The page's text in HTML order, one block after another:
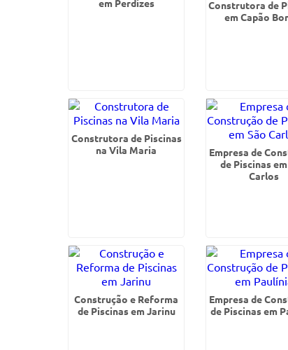
em Perdizes
Construtora de
em Capão
Construtora de Piscinas
na Vila Maria
Empresa de
de Piscinas
Carlos
Construção e Reforma
de Piscinas em Jarinu
Empresa de
de Piscinas em